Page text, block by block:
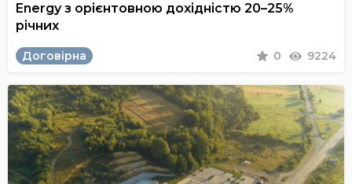
Energy з орієнтовною дохідністю 20–25%
річних
Договірна 0 9224